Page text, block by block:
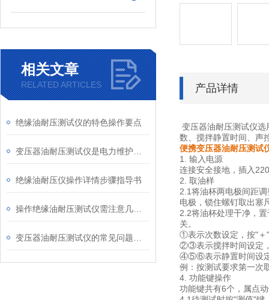
相关文章
RELATED ARTICLES
绝缘油耐压测试仪的特色操作要点
绝缘油耐压仪操作详情步骤指导书
产品详情
变压器油耐压测试仪
数、搅拌静置时间、声
便携变压器油耐压测试
1. 输入电源
连接安全接地，插入
2. 取油样
2.1将油杯两电极间距
电极，锁住螺钉取出塞
2.2将油杯处理干净，
关。
①表示次数设定，按"＋
②③表示搅拌时间设定
④⑤⑥表示静置时间设定
例：按测试要求第一次
4. 功能键操作
功能键共有6个，属点